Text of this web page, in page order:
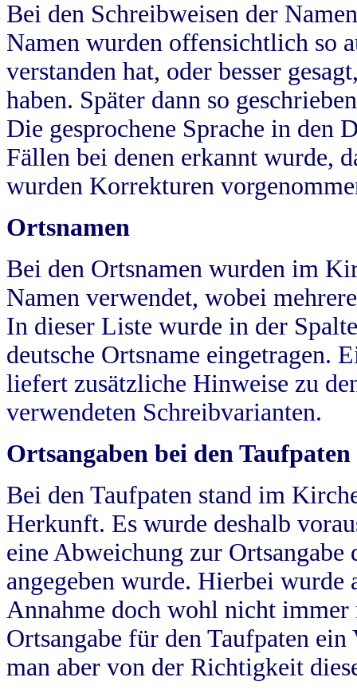
Bei den Schreibweisen der
Namen wurden offensichtlich so
verstanden hat, oder besser
haben. Später dann so
Die gesprochene Sprache in
Fällen bei denen erkannt wurde,
wurden Korrekturen
Ortsnamen
Bei den Ortsnamen wurden im
Namen verwendet, wobei
In dieser Liste wurde in der
deutsche Ortsname eingetragen.
liefert zusätzliche Hinweise zu
verwendeten Schreibvarianten.
Ortsangaben bei den Taufpaten
Bei den Taufpaten stand im
Herkunft. Es wurde deshalb
eine Abweichung zur
angegeben wurde. Hierbei wurde
Annahme doch wohl nicht
Ortsangabe für den Taufpaten
man aber von der Richtigkeit